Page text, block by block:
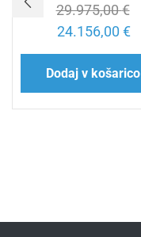
29.975,00€
24.156,00 €
Dodaj v košarico